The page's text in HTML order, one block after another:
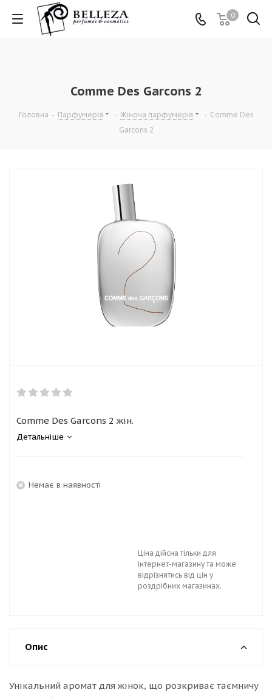
0
Comme Des Garcons 2
Головна - Парфумерія - Жіноча парфумерія - Comme Des
Garcons 2
Comme Des Garcons 2 жін.
Детальніше
Немає в наявності
Ціна дійсна тільки для
інтернет-магазину та може
відрізнятись від цін у
роздрібних магазинах.
Опис
Унікальний аромат для жінок, що розкриває таємничу